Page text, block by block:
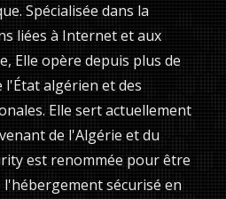
Spécialisée dans la
liées à Internet et aux
Elle opère depuis plus de
l'État algérien et des
Elle sert actuellement
de l'Algérie et du
est renommée pour être
sécurisé en